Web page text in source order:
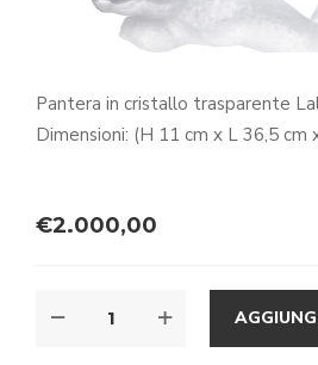
Pantera in cristallo trasparente
Dimensioni: (H 11 cm x L 36,5 cm
€2.000,00